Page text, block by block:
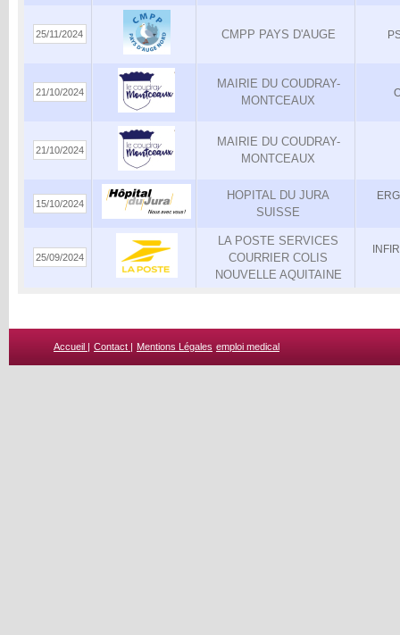
25/11/2024 CMPP PAYS D'AUGE
21/10/2024
MAIRIE DU COUDRAY-
MONTCEAUX
21/10/2024
MAIRIE DU COUDRAY-
MONTCEAUX
15/10/2024
HOPITAL DU JURA
SUISSE
25/09/2024
LA POSTE SERVICES
COURRIER COLIS
NOUVELLE AQUITAINE
Accueil | Contact | Mentions Légales emploi medical